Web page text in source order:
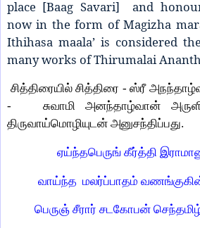
place [Baag Savari] and
now in the form of Magizha
Ithihasa maala’ is considered
many works of Thirumalai
சித்திரையில் சித்திரை - ஸ்ரீ
- சுவாமி அனந்தாழ்வான்
திருவாய்மொழியுடன் அனுசந்திப்பது.
ஏய்ந்தபெருங் கீர்த்தி
வாய்ந்த மலர்ப்பாதம்
பெருஞ் சீரார் சடகோபன்